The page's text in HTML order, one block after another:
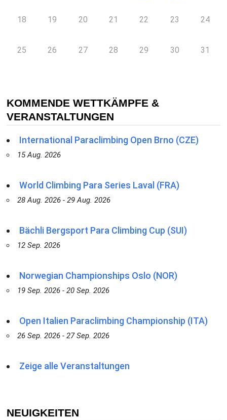
18 19 20 21 22 23 24
25 26 27 28 29 30 31
KOMMENDE WETTKÄMPFE &
VERANSTALTUNGEN
International Paraclimbing Open Brno (CZE)
15 Aug. 2026
World Climbing Para Series Laval (FRA)
28 Aug. 2026 - 29 Aug. 2026
Bächli Bergsport Para Climbing Cup (SUI)
12 Sep. 2026
Norwegian Championships Oslo (NOR)
19 Sep. 2026 - 20 Sep. 2026
Open Italien Paraclimbing Championship (ITA)
26 Sep. 2026 - 27 Sep. 2026
Zeige alle Veranstaltungen
NEUIGKEITEN